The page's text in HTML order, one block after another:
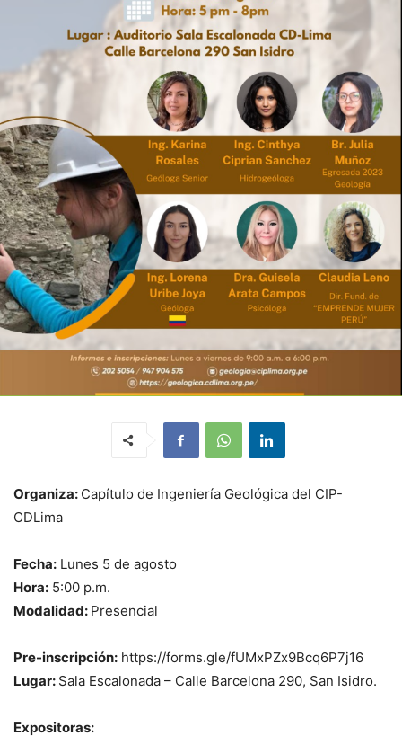
Organiza: Capítulo de Ingeniería Geológica del CIP-
CDLima
Fecha: Lunes 5 de agosto
Hora: 5:00 p.m.
Modalidad: Presencial
Pre-inscripción: https://forms.gle/fUMxPZx9Bcq6P7j16
Lugar: Sala Escalonada – Calle Barcelona 290, San Isidro.
Expositoras: